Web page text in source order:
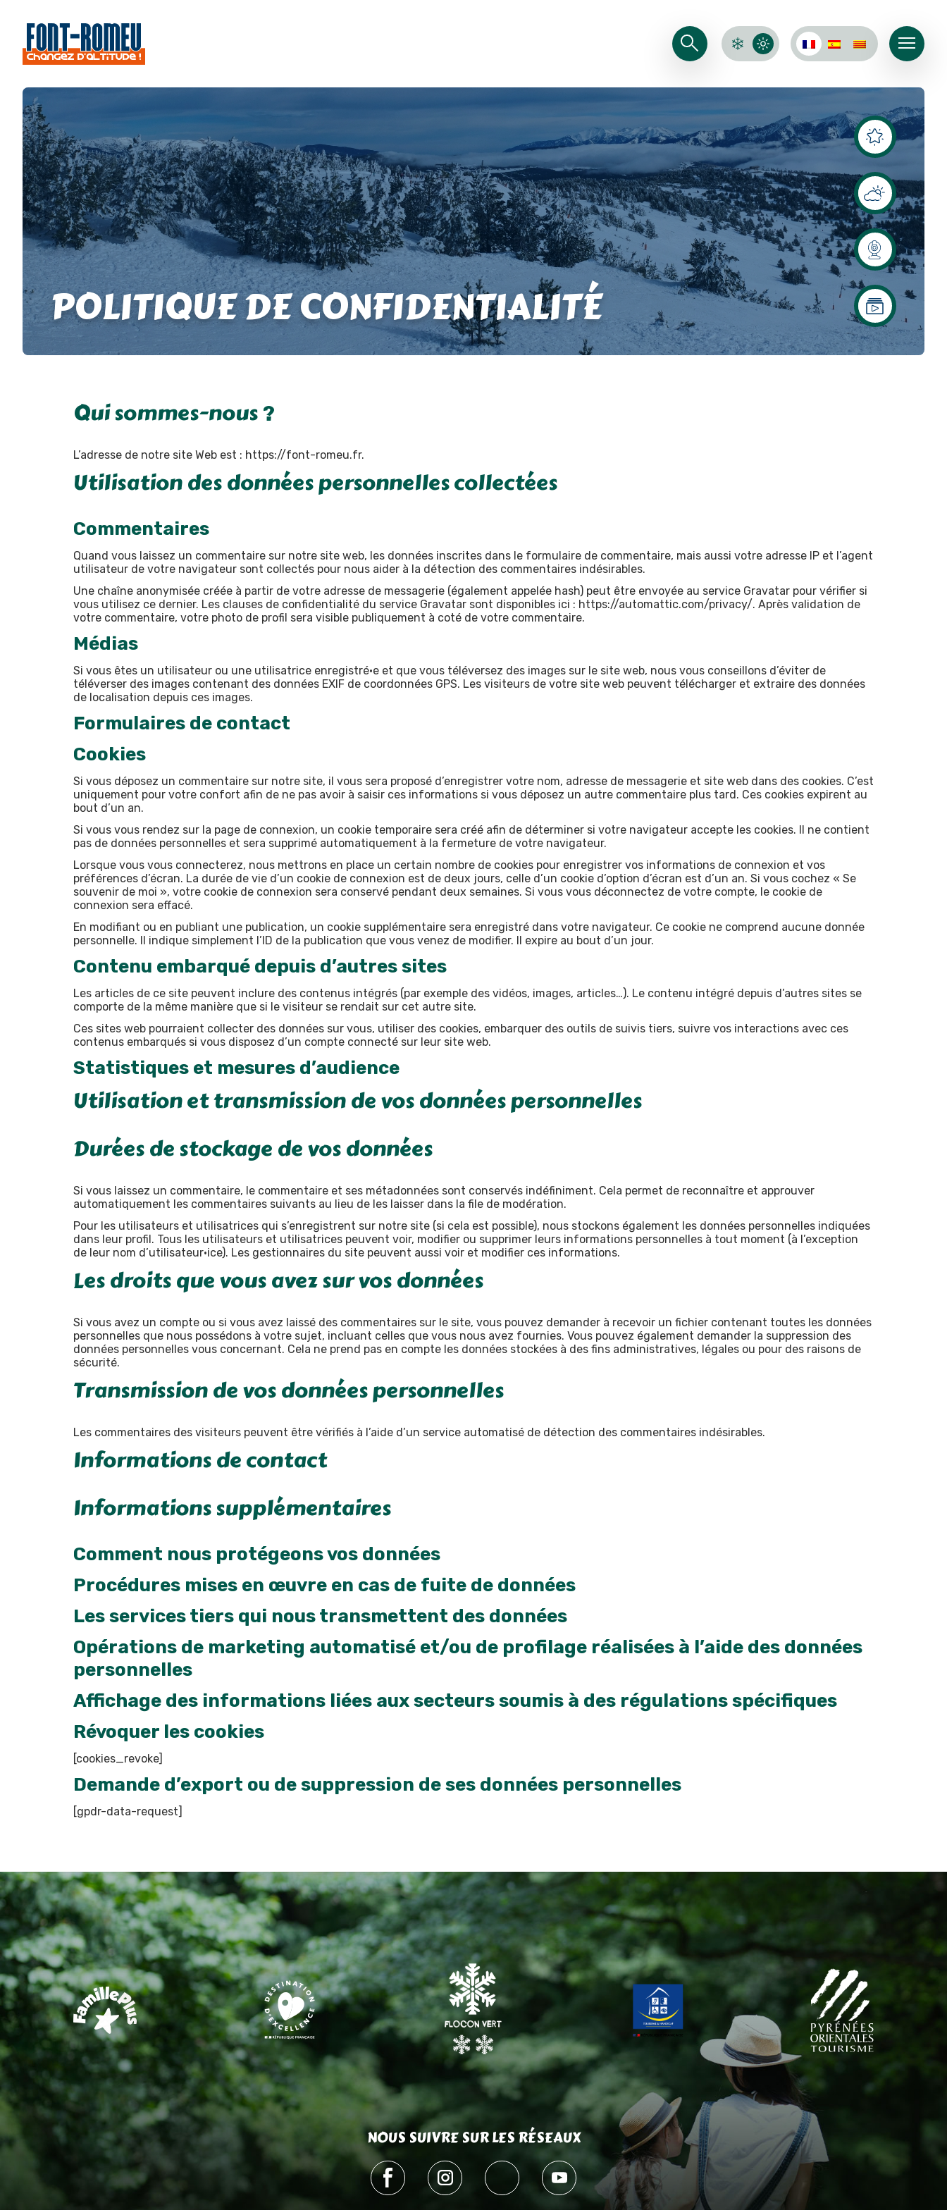
POLITIQUE DE CONFIDENTIALITÉ
Qui sommes-nous ?
L’adresse de notre site Web est : https://font-romeu.fr.
Utilisation des données personnelles collectées
Commentaires
Quand vous laissez un commentaire sur notre site web, les données inscrites dans le formulaire de commentaire, mais aussi votre adresse IP et l’agent
utilisateur de votre navigateur sont collectés pour nous aider à la détection des commentaires indésirables.
Une chaîne anonymisée créée à partir de votre adresse de messagerie (également appelée hash) peut être envoyée au service Gravatar pour vérifier si
vous utilisez ce dernier. Les clauses de confidentialité du service Gravatar sont disponibles ici : https://automattic.com/privacy/. Après validation de
votre commentaire, votre photo de profil sera visible publiquement à coté de votre commentaire.
Médias
Si vous êtes un utilisateur ou une utilisatrice enregistré·e et que vous téléversez des images sur le site web, nous vous conseillons d’éviter de
téléverser des images contenant des données EXIF de coordonnées GPS. Les visiteurs de votre site web peuvent télécharger et extraire des données
de localisation depuis ces images.
Formulaires de contact
Cookies
Si vous déposez un commentaire sur notre site, il vous sera proposé d’enregistrer votre nom, adresse de messagerie et site web dans des cookies. C’est
uniquement pour votre confort afin de ne pas avoir à saisir ces informations si vous déposez un autre commentaire plus tard. Ces cookies expirent au
bout d’un an.
Si vous vous rendez sur la page de connexion, un cookie temporaire sera créé afin de déterminer si votre navigateur accepte les cookies. Il ne contient
pas de données personnelles et sera supprimé automatiquement à la fermeture de votre navigateur.
Lorsque vous vous connecterez, nous mettrons en place un certain nombre de cookies pour enregistrer vos informations de connexion et vos
préférences d’écran. La durée de vie d’un cookie de connexion est de deux jours, celle d’un cookie d’option d’écran est d’un an. Si vous cochez « Se
souvenir de moi », votre cookie de connexion sera conservé pendant deux semaines. Si vous vous déconnectez de votre compte, le cookie de
connexion sera effacé.
En modifiant ou en publiant une publication, un cookie supplémentaire sera enregistré dans votre navigateur. Ce cookie ne comprend aucune donnée
personnelle. Il indique simplement l’ID de la publication que vous venez de modifier. Il expire au bout d’un jour.
Contenu embarqué depuis d’autres sites
Les articles de ce site peuvent inclure des contenus intégrés (par exemple des vidéos, images, articles…). Le contenu intégré depuis d’autres sites se
comporte de la même manière que si le visiteur se rendait sur cet autre site.
Ces sites web pourraient collecter des données sur vous, utiliser des cookies, embarquer des outils de suivis tiers, suivre vos interactions avec ces
contenus embarqués si vous disposez d’un compte connecté sur leur site web.
Statistiques et mesures d’audience
Utilisation et transmission de vos données personnelles
Durées de stockage de vos données
Si vous laissez un commentaire, le commentaire et ses métadonnées sont conservés indéfiniment. Cela permet de reconnaître et approuver
automatiquement les commentaires suivants au lieu de les laisser dans la file de modération.
Pour les utilisateurs et utilisatrices qui s’enregistrent sur notre site (si cela est possible), nous stockons également les données personnelles indiquées
dans leur profil. Tous les utilisateurs et utilisatrices peuvent voir, modifier ou supprimer leurs informations personnelles à tout moment (à l’exception
de leur nom d’utilisateur·ice). Les gestionnaires du site peuvent aussi voir et modifier ces informations.
Les droits que vous avez sur vos données
Si vous avez un compte ou si vous avez laissé des commentaires sur le site, vous pouvez demander à recevoir un fichier contenant toutes les données
personnelles que nous possédons à votre sujet, incluant celles que vous nous avez fournies. Vous pouvez également demander la suppression des
données personnelles vous concernant. Cela ne prend pas en compte les données stockées à des fins administratives, légales ou pour des raisons de
sécurité.
Transmission de vos données personnelles
Les commentaires des visiteurs peuvent être vérifiés à l’aide d’un service automatisé de détection des commentaires indésirables.
Informations de contact
Informations supplémentaires
Comment nous protégeons vos données
Procédures mises en œuvre en cas de fuite de données
Les services tiers qui nous transmettent des données
Opérations de marketing automatisé et/ou de profilage réalisées à l’aide des données
personnelles
Affichage des informations liées aux secteurs soumis à des régulations spécifiques
Révoquer les cookies
[cookies_revoke]
Demande d’export ou de suppression de ses données personnelles
[gpdr-data-request]
NOUS SUIVRE SUR LES RÉSEAUX